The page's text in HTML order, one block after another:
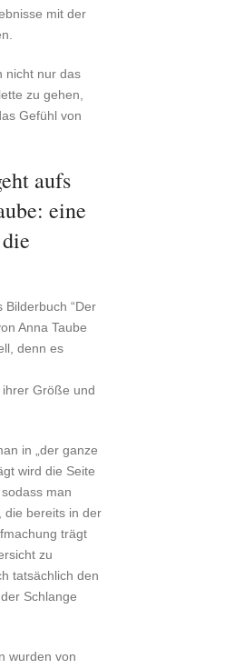
mit der
nicht nur das
zu gehen,
Gefühl von
aufs
eine
Bilderbuch “Der
Anna Taube
denn es
Größe und
in „der ganze
wird die Seite
man
die bereits in der
trägt
zu
tatsächlich den
Schlange
wurden von